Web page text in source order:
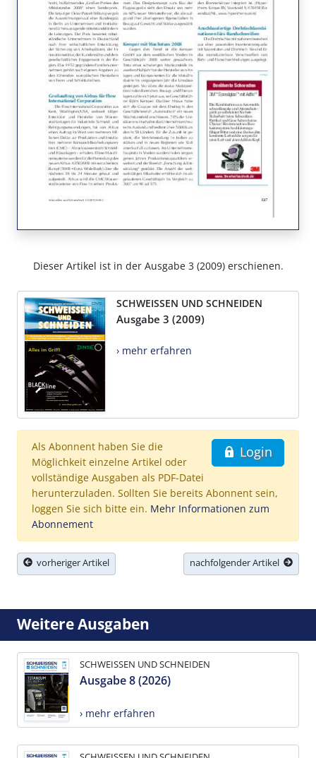
Dieser Artikel ist in der Ausgabe 3 (2009) erschienen.
SCHWEISSEN UND SCHNEIDEN
Ausgabe 3 (2009)
› mehr erfahren
Login
Als Abonnent haben Sie die
Möglichkeit einzelne Artikel oder
vollständige Ausgaben als PDF-Datei
herunterzuladen. Sollten Sie bereits Abonnent sein,
loggen Sie sich bitte ein. Mehr Informationen zum
Abonnement
vorheriger Artikel nachfolgender Artikel
Weitere Ausgaben
SCHWEISSEN UND SCHNEIDEN
Ausgabe 8 (2026)
› mehr erfahren